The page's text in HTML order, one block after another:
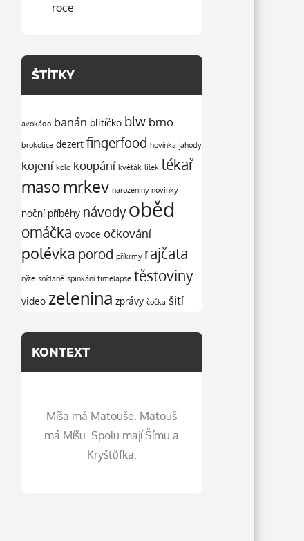
roce
ŠTÍTKY
avokádo banán blitíčko blw brno
brokolice dezert fingerfood hovínka jahody
kojení kolo koupání květák lilek lékař
masomrkev narozeniny novinky
noční příběhy návody oběd
omáčka ovoce očkování
polévka porod příkrmy rajčata
rýže snídaně spinkání timelapse těstoviny
video zelenina zprávy čočka šití
KONTEXT
Míša má Matouše. Matouš
má Míšu. Spolu mají Šímu a
Kryštůfka.